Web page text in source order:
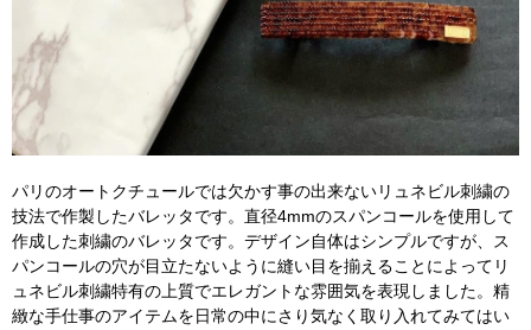
パリのオートクチュールでは欠かす事の出来ないリュネビル刺繍の
技法で作製したバレッタです。直径4mmのスパンコールを使用して
作成した刺繍のバレッタです。デザイン自体はシンプルですが、ス
パンコールの穴が目立たないように縫い目を揃えることによってリ
ュネビル刺繍特有の上質でエレガントな雰囲気を表現しました。精
緻な手仕事のアイテムを日常の中にさり気なく取り入れてみてはい